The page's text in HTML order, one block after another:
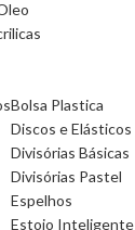
Bolsa Plastica
Discos e Elásticos
Divisórias Básicas
Divisórias Pastel
Espelhos
Estojo Inteligente